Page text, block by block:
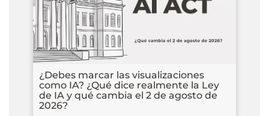
¿Debes marcar las visualizaciones
como IA? ¿Qué dice realmente la Ley
de IA y qué cambia el 2 de agosto de
2026?